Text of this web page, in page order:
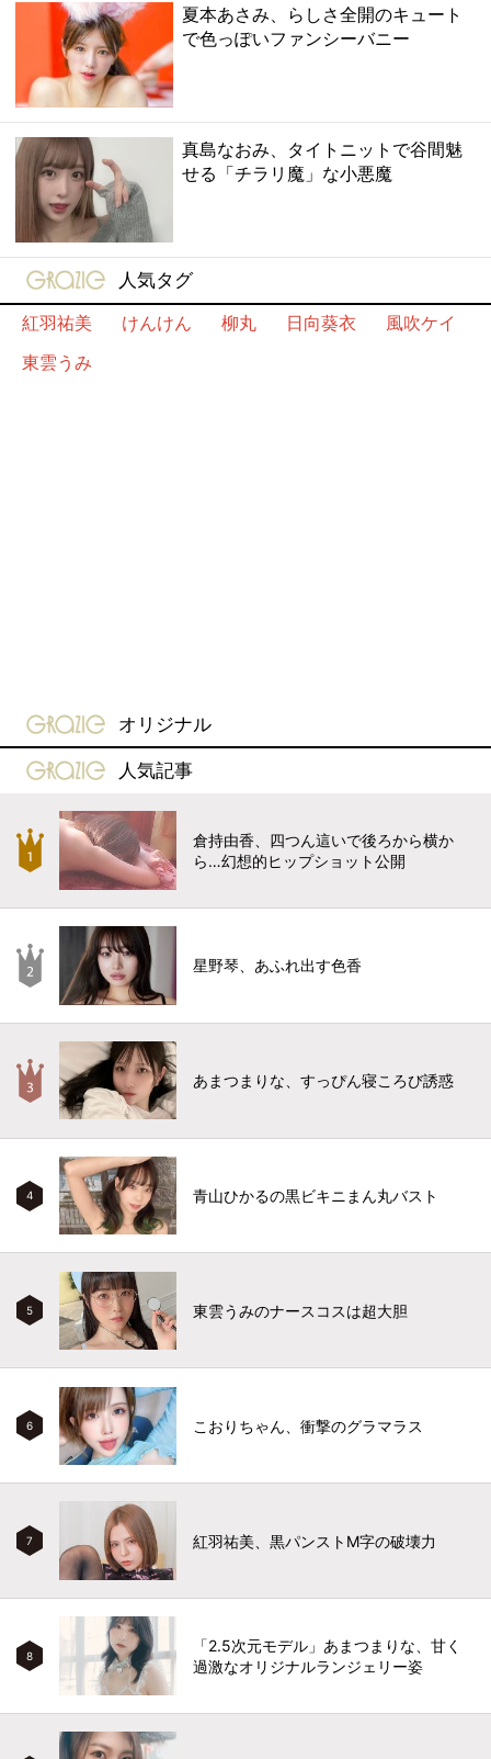
夏本あさみ、らしさ全開のキュート
で色っぽいファンシーバニー
真島なおみ、タイトニットで谷間魅
せる「チラリ魔」な小悪魔
gravure-grazie
人気タグ
紅羽祐美
けんけん 柳丸 日向葵衣
風吹ケイ
東雲うみ
gravure-grazie
オリジナル
gravure-grazie
人気記事
倉持由香、四つん這いで後ろから横か
ら…幻想的ヒップショット公開
星野琴、あふれ出す色香
あまつまりな、すっぴん寝ころび誘惑
4 青山ひかるの黒ビキニまん丸バスト
5 東雲うみのナースコスは超大胆
6 こおりちゃん、衝撃のグラマラス
7 紅羽祐美、黒パンストM字の破壊力
8
「2.5次元モデル」あまつまりな、甘く
過激なオリジナルランジェリー姿